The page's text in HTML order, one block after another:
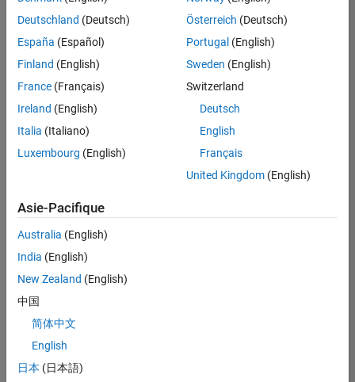
recherche.
Vous
pouvez
élargir
votre
recherche
ou
afficher
l’ensemble
d'emploi.
malgré
tout
vous
trouvez
pas
d'offre
corresponde
Deutschland (Deutsch)
España (Español)
Finland (English)
France (Français)
Ireland (English)
Italia (Italiano)
Luxembourg (English)
Österreich (Deutsch)
Portugal (English)
Sweden (English)
Switzerland
Deutsch
English
Français
United Kingdom(English)
Asie-Pacifique
Australia (English)
India (English)
New Zealand (English)
中国
简体中文
English
日本 (日本語)